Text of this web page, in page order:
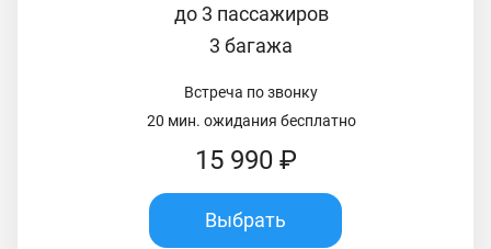
до 3 пассажиров
3 багажа
Встреча по звонку
20 мин. ожидания бесплатно
15 990 ₽
Выбрать